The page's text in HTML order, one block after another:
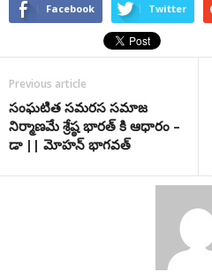
Facebook Twitter
Previous article
సంఘటిత సమరస సమాజ
నిర్మాణమే శ్రేష్ఠ భారత్ కి ఆధారం –
డా || మోహన్ భాగవత్